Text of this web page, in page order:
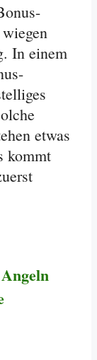
In einem
etwas
kommt